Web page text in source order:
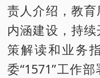
责人介绍，教
内涵建设，持
策解读和业务
委“1571”工作